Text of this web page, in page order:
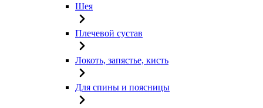
Шея
Плечевой сустав
Локоть, запястье, кисть
Для спины и поясницы